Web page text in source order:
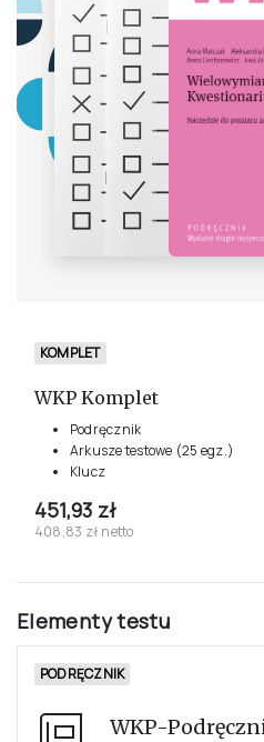
KOMPLET
WKP Komplet
Podręcznik
Arkusze testowe (25 egz.)
Klucz
451,93 zł
408,83 zł netto
Elementy testu
PODRĘCZNIK
WKP-